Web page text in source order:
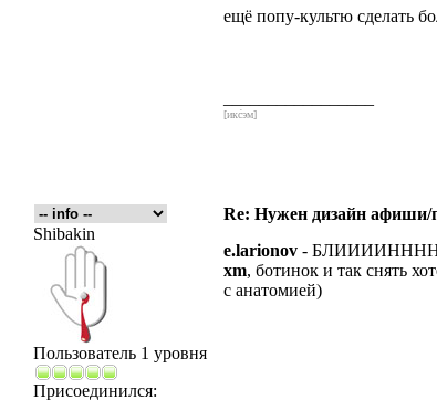
ещё попу-культю сделать
[икс́эм]
Re: Нужен дизайн афиши/
Shibakin
Пользователь 1 уровня
Присоединился:
e.larionov -
xm, ботинок и так снять
с анатомией)